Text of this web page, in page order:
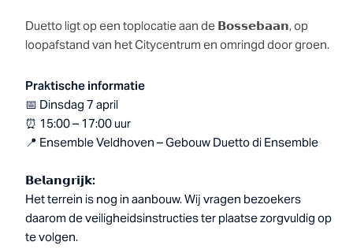
Duetto ligt op een toplocatie aan de 𝗕𝗼𝘀𝘀𝗲𝗯𝗮𝗮𝗻, op
loopafstand van het Citycentrum en omringd door groen.
Praktische informatie
📅 Dinsdag 7 april
⏰ 15:00 – 17:00 uur
📍 Ensemble Veldhoven – Gebouw Duetto di Ensemble
𝗕𝗲𝗹𝗮𝗻𝗴𝗿𝗶𝗷𝗸:
Het terrein is nog in aanbouw. Wij vragen bezoekers
daarom de veiligheidsinstructies ter plaatse zorgvuldig op
te volgen.